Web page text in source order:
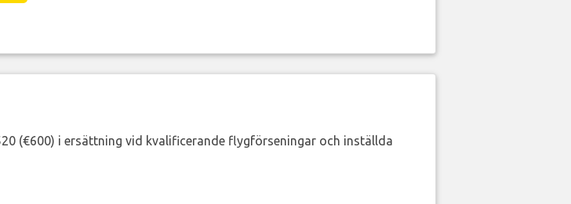
(€600) i ersättning vid kvalificerande flygförseningar och inställda